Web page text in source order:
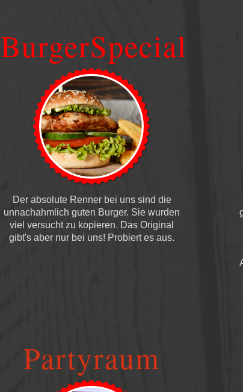
BurgerSpecial
Der absolute Renner bei uns sind die
unnachahmlich guten Burger. Sie wurden
viel versucht zu kopieren. Das Original
gibt's aber nur bei uns! Probiert es aus.
Partyraum